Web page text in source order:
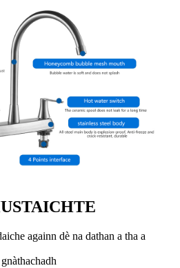
againn dè na dathan a tha a